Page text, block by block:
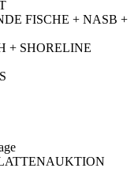
FISCHE + NASB +
+ SHORELINE